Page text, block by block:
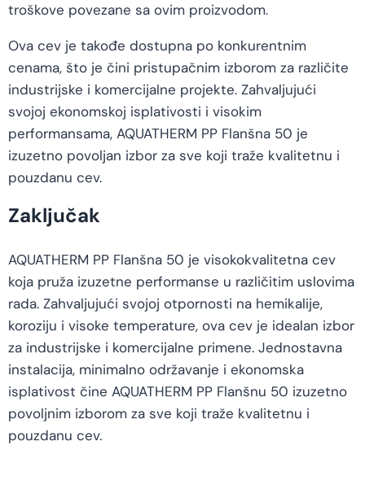
troškove povezane sa ovim proizvodom.
Ova cev je takođe dostupna po konkurentnim
cenama, što je čini pristupačnim izborom za različite
industrijske i komercijalne projekte. Zahvaljujući
svojoj ekonomskoj isplativosti i visokim
performansama, AQUATHERM PP Flanšna 50 je
izuzetno povoljan izbor za sve koji traže kvalitetnu i
pouzdanu cev.
Zaključak
AQUATHERM PP Flanšna 50 je visokokvalitetna cev
koja pruža izuzetne performanse u različitim uslovima
rada. Zahvaljujući svojoj otpornosti na hemikalije,
koroziju i visoke temperature, ova cev je idealan izbor
za industrijske i komercijalne primene. Jednostavna
instalacija, minimalno održavanje i ekonomska
isplativost čine AQUATHERM PP Flanšnu 50 izuzetno
povoljnim izborom za sve koji traže kvalitetnu i
pouzdanu cev.